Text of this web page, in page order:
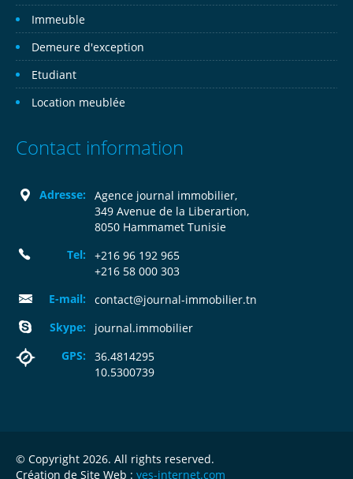
Immeuble
Demeure d'exception
Etudiant
Location meublée
Contact information
Adresse:
Agence journal immobilier,
349 Avenue de la Liberartion,
8050 Hammamet Tunisie
Tel:
+216 96 192 965
+216 58 000 303
E-mail:
contact@journal-immobilier.tn
Skype:
journal.immobilier
GPS:
36.4814295
10.5300739
© Copyright 2026. All rights reserved.
Création de Site Web : yes-internet.com